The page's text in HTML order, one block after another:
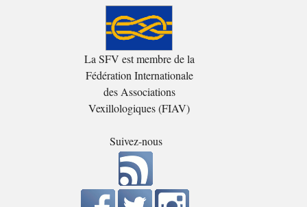
La SFV est membre de la
Fédération Internationale
des Associations
Vexillologiques (FIAV)
Suivez-nous